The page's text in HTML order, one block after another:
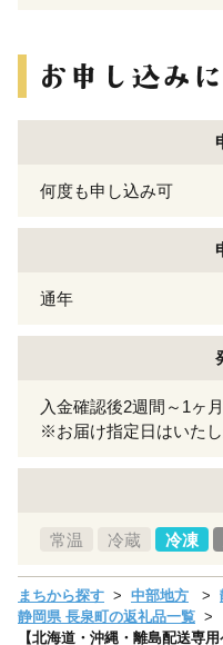
何度も申し込み可
通年
入金確認後2週間～1ヶ
※お届け指定日はいたし
常温 冷蔵 冷凍
まちから探す 中部地方
静岡県 長泉町の返礼品一覧
【北海道・沖縄・離島配送専